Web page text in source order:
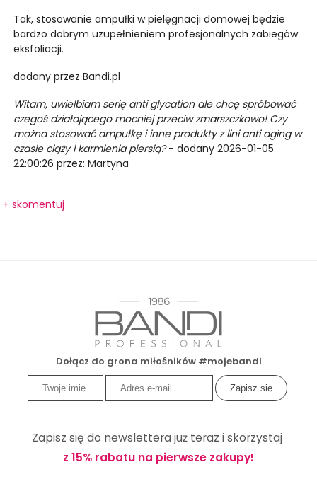
Tak, stosowanie ampułki w pielęgnacji domowej będzie
bardzo dobrym uzupełnieniem profesjonalnych zabiegów
eksfoliacji.
dodany przez Bandi.pl
Witam, uwielbiam serię anti glycation ale chcę spróbować
czegoś działającego mocniej przeciw zmarszczkowo! Czy
można stosować ampułkę i inne produkty z lini anti aging w
czasie ciąży i karmienia piersią?- dodany 2026-01-05
22:00:26 przez: Martyna
+ skomentuj
Dołącz do grona miłośników #mojebandi
Zapisz się do newslettera już teraz i skorzystaj
z 15% rabatu na pierwsze zakupy!